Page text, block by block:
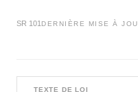
SR 101 DERNIÈRE MISE À
TEXTE DE LOI